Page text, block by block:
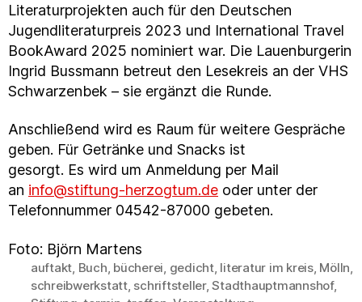
Literaturprojekten auch für den Deutschen
Jugendliteraturpreis 2023 und International Travel
BookAward 2025 nominiert war. Die Lauenburgerin
Ingrid Bussmann betreut den Lesekreis an der VHS
Schwarzenbek – sie ergänzt die Runde.
Anschließend wird es Raum für weitere Gespräche
geben. Für Getränke und Snacks ist
gesorgt. Es wird um Anmeldung per Mail
an info@stiftung-herzogtum.de oder unter der
Telefonnummer 04542-87000 gebeten.
Foto: Björn Martens
Schlagwörter
auftakt Buch bücherei gedicht, literatur im kreis, Mölln
schreibwerkstatt, schriftsteller,Stadthauptmannshof,